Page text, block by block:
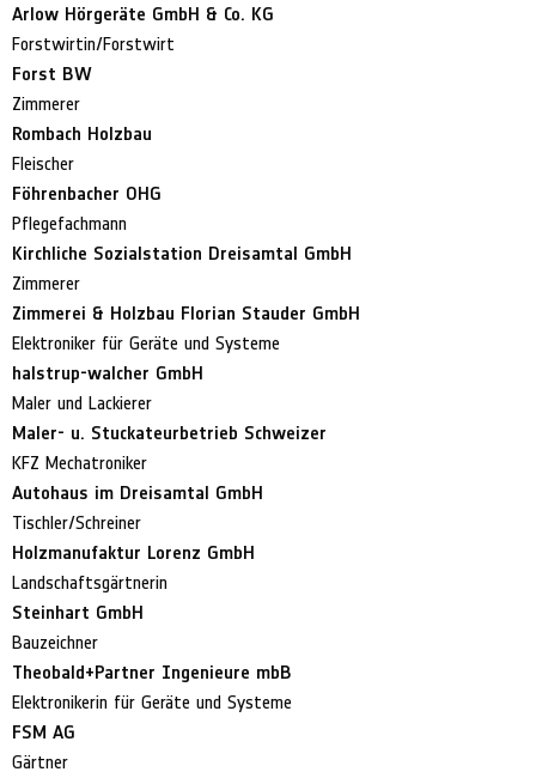
Arlow Hörgeräte GmbH & Co. KG
Forstwirtin/Forstwirt
Forst BW
Zimmerer
Rombach Holzbau
Fleischer
Föhrenbacher OHG
Pflegefachmann
Kirchliche Sozialstation Dreisamtal GmbH
Zimmerer
Zimmerei & Holzbau Florian Stauder GmbH
Elektroniker für Geräte und Systeme
halstrup-walcher GmbH
Maler und Lackierer
Maler- u. Stuckateurbetrieb Schweizer
KFZ Mechatroniker
Autohaus im Dreisamtal GmbH
Tischler/Schreiner
Holzmanufaktur Lorenz GmbH
Landschaftsgärtnerin
Steinhart GmbH
Bauzeichner
Theobald+Partner Ingenieure mbB
Elektronikerin für Geräte und Systeme
FSM AG
Gärtner